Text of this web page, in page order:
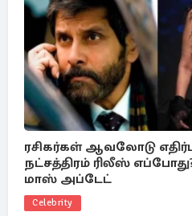
ரசிகர்கள் ஆவலோடு
நட்சத்திரம் ரிலீஸ்
மாஸ் அப்டேட்
Celebrity